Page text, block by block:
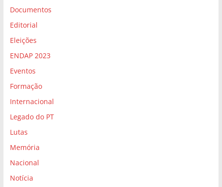
Documentos
Editorial
Eleições
ENDAP 2023
Eventos
Formação
Internacional
Legado do PT
Lutas
Memória
Nacional
Notícia